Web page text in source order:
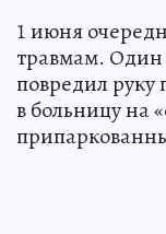
1 июня
травмам.
повредил
в больницу на